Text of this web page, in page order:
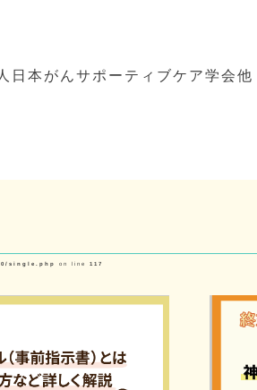
本がんサポーティブケア学会他
single.php on line 117